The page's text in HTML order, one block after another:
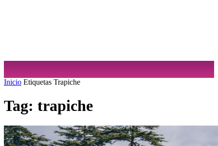
Sabrina Cuculiansky
Inicio Etiquetas Trapiche
Tag: trapiche